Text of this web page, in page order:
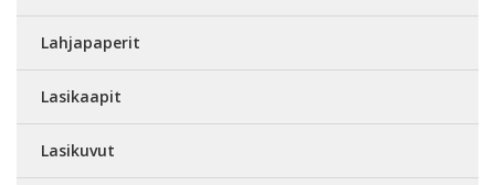
Lahjapaperit
Lasikaapit
Lasikuvut